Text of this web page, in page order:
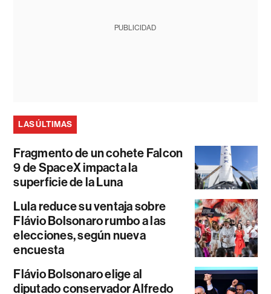
PUBLICIDAD
LAS ÚLTIMAS
Fragmento de un cohete Falcon
9 de SpaceX impacta la
superficie de la Luna
Lula reduce su ventaja sobre
Flávio Bolsonaro rumbo a las
elecciones, según nueva
encuesta
Flávio Bolsonaro elige al
diputado conservador Alfredo